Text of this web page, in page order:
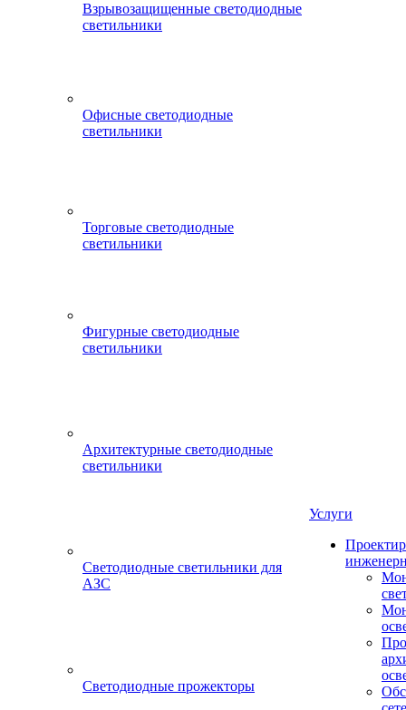
Взрывозащищенные светодиодные
светильники
Офисные светодиодные
светильники
Торговые светодиодные
светильники
Фигурные светодиодные
светильники
Архитектурные светодиодные
светильники
Светодиодные светильники для
АЗС
Светодиодные прожекторы
Услуги